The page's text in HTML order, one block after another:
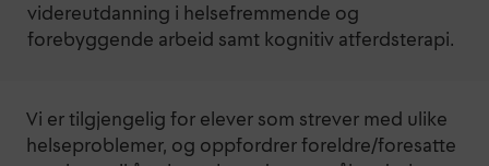
videreutdanning i helsefremmende og
forebyggende arbeid samt kognitiv atferdsterapi.
Vi er tilgjengelig for elever som strever med ulike
helseproblemer, og oppfordrer foreldre/foresatte